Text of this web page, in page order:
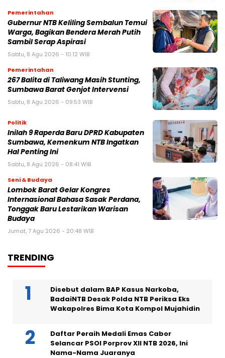
Pemerintahan
Gubernur NTB Keliling Sembalun Temui
Warga, Bagikan Bendera Merah Putih
Sambil Serap Aspirasi
Sabtu, 8 Agu 2026 - 10:12 WIB
Pemerintahan
267 Balita di Taliwang Masih Stunting,
Sumbawa Barat Genjot Intervensi
Sabtu, 8 Agu 2026 - 09:53 WIB
Politik
Inilah 9 Raperda Baru DPRD Kabupaten
Sumbawa, Kemenkum NTB Ingatkan
Hal Penting Ini
Sabtu, 8 Agu 2026 - 08:41 WIB
Seni & Budaya
Lombok Barat Gelar Kongres
Internasional Bahasa Sasak Perdana,
Tonggak Baru Lestarikan Warisan
Budaya
Jumat, 7 Agu 2026 - 20:48 WIB
TRENDING
Disebut dalam BAP Kasus Narkoba,
BadaiNTB Desak Polda NTB Periksa Eks
Wakapolres Bima Kota Kompol Mujahidin
Daftar Peraih Medali Emas Cabor
Selancar PSOI Porprov XII NTB 2026, Ini
Nama-Nama Juaranya